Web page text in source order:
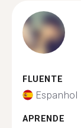
FLUENTE
Espanhol
APRENDE